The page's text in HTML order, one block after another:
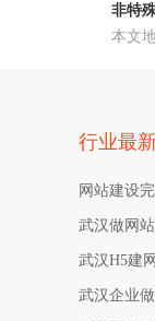
非特
本文
行业最
网站建设
武汉做网
武汉H5建
武汉企业